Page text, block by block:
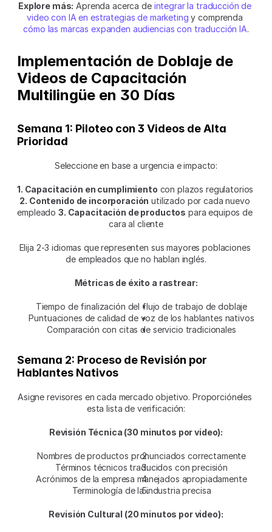
Explore más: Aprenda acerca de integrar la traducción de
video con IA en estrategias de marketing
cómo las marcas expanden audiencias con traducción IA.
Implementación de Doblaje de
Videos de Capacitación
Multilingüe en 30 Días
Semana 1: Piloteo con 3 Videos de Alta
Prioridad
Seleccione en base a urgencia e impacto:
1. Capacitación en cumplimiento
2. Contenido de incorporación utilizado por cada nuevo
empleado 3. Capacitación de productos para equipos de
cara al cliente
Elija 2-3 idiomas que representen sus mayores poblaciones
de empleados que no hablan inglés.
Métricas de éxito a rastrear:
Tiempo de finalización del flujo de trabajo de doblaje
Puntuaciones de calidad de voz de los hablantes nativos
Comparación con citas de servicio tradicionales
Semana 2: Proceso de Revisión por
Hablantes Nativos
Asigne revisores en cada mercado objetivo. Proporcióneles
esta lista de verificación:
Revisión Técnica (30 minutos por video):
Nombres de productos pronunciados correctamente
Términos técnicos traducidos con precisión
Acrónimos de la empresa manejados apropiadamente
Terminología de la industria precisa
Revisión Cultural (20 minutos por video):